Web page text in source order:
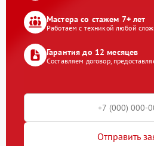
Мастера со стажем 7+ лет
Работаем с техникой любой
Гарантия до 12 месяцев
Составляем договор,
Отправить